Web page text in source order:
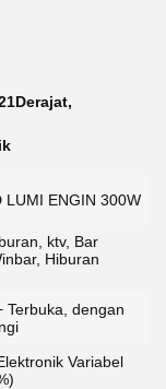
,
LUMI ENGIN 300W
ktv, Bar
Hiburan
Terbuka, dengan
Variabel